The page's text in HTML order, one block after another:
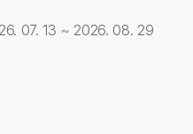
07. 13 ~ 2026. 08. 29